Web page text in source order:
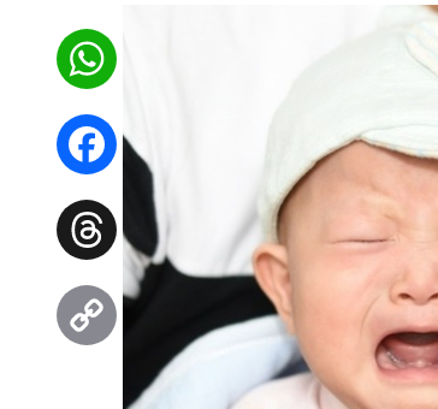
WhatsApp
Facebook
Threads